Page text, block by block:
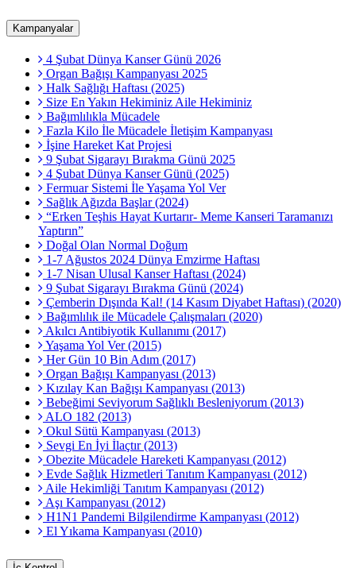
Kampanyalar
4 Şubat Dünya Kanser Günü 2026
Organ Bağışı Kampanyası 2025
Halk Sağlığı Haftası (2025)
Size En Yakın Hekiminiz Aile Hekiminiz
Bağımlılıkla Mücadele
Fazla Kilo İle Mücadele İletişim Kampanyası
İşine Hareket Kat Projesi
9 Şubat Sigarayı Bırakma Günü 2025
4 Şubat Dünya Kanser Günü (2025)
Fermuar Sistemi İle Yaşama Yol Ver
Sağlık Ağızda Başlar (2024)
“Erken Teşhis Hayat Kurtarır- Meme Kanseri Taramanızı
Yaptırın”
Doğal Olan Normal Doğum
1-7 Ağustos 2024 Dünya Emzirme Haftası
1-7 Nisan Ulusal Kanser Haftası (2024)
9 Şubat Sigarayı Bırakma Günü (2024)
Çemberin Dışında Kal! (14 Kasım Diyabet Haftası) (2020)
Bağımlılık ile Mücadele Çalışmaları (2020)
Akılcı Antibiyotik Kullanımı (2017)
Yaşama Yol Ver (2015)
Her Gün 10 Bin Adım (2017)
Organ Bağışı Kampanyası (2013)
Kızılay Kan Bağışı Kampanyası (2013)
Bebeğimi Seviyorum Sağlıklı Besleniyorum (2013)
ALO 182 (2013)
Okul Sütü Kampanyası (2013)
Sevgi En İyi İlaçtır (2013)
Obezite Mücadele Hareketi Kampanyası (2012)
Evde Sağlık Hizmetleri Tanıtım Kampanyası (2012)
Aile Hekimliği Tanıtım Kampanyası (2012)
Aşı Kampanyası (2012)
H1N1 Pandemi Bilgilendirme Kampanyası (2012)
El Yıkama Kampanyası (2010)